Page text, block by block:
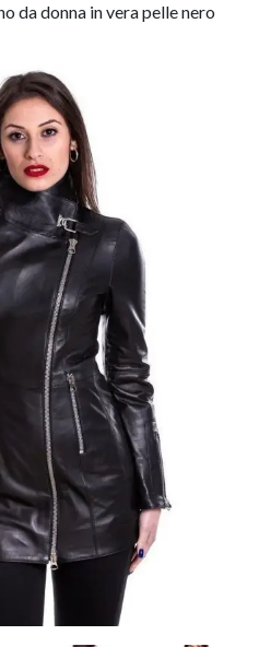
da donna in vera pelle nero